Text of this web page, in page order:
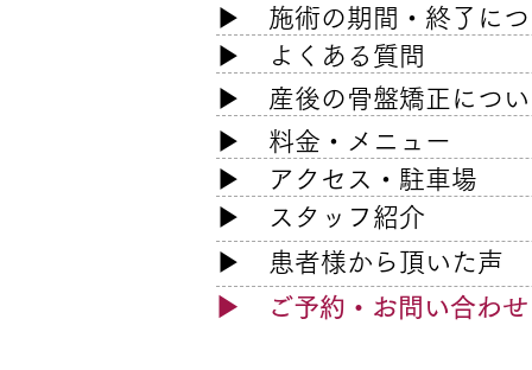
で、当院で膝の痛みと坐骨神
経痛が改善した方の口コミ
▶ 施術の期間・終了につ
▶ よくある質問
​▶ 産後の骨盤矯正につ
​▶ 料金・メニュー
​▶
アクセス・駐車場
​▶
スタッフ紹介
​▶ 患者様から頂いた声
​▶
ご予約・ お問い合わせ